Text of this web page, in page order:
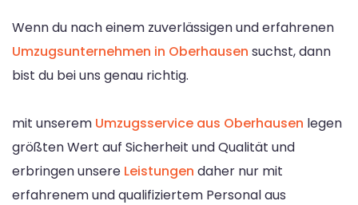
Wenn du nach einem zuverlässigen und erfahrenen
Umzugsunternehmen in Oberhausen suchst, dann
bist du bei uns genau richtig.
mit unserem Umzugsservice aus Oberhausen legen
größten Wert auf Sicherheit und Qualität und
erbringen unsere Leistungen daher nur mit
erfahrenem und qualifiziertem Personal aus